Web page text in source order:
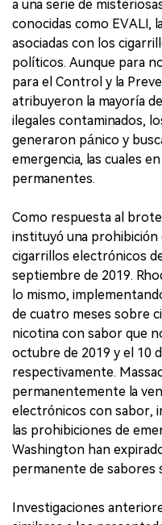
a una serie de
conocidas como EVALI,
asociadas con los
políticos. Aunque para
para el Control y la
atribuyeron la mayoría
ilegales contaminados,
generaron pánico y
emergencia, las cuales
permanentes.
Como respuesta al
instituyó una prohibición
cigarrillos electrónicos
septiembre de 2019.
lo mismo,
de cuatro meses sobre
nicotina con sabor que
octubre de 2019 y el 10
respectivamente.
permanentemente la
electrónicos con sabor,
las prohibiciones de
Washington han
permanente de sabores
Investigaciones